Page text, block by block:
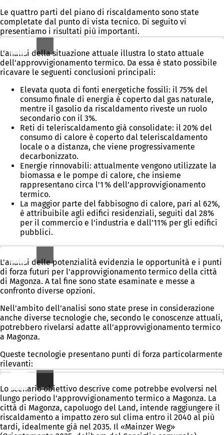
Le quattro parti del piano di riscaldamento sono state
completate dal punto di vista tecnico. Di seguito vi
presentiamo i risultati più importanti.
L'analisi della situazione attuale illustra lo stato attuale
dell'approvvigionamento termico. Da essa è stato possibile
ricavare le seguenti conclusioni principali:
Elevata quota di fonti energetiche fossili: il 75% del
consumo finale di energia è coperto dal gas naturale,
mentre il gasolio da riscaldamento riveste un ruolo
secondario con il 3%.
Reti di teleriscaldamento già consolidate: il 20% del
consumo di calore è coperto dal teleriscaldamento
locale o a distanza, che viene progressivamente
decarbonizzato.
Energie rinnovabili: attualmente vengono utilizzate la
biomassa e le pompe di calore, che insieme
rappresentano circa l’1 % dell’approvvigionamento
termico.
La maggior parte del fabbisogno di calore, pari al 62%,
è attribuibile agli edifici residenziali, seguiti dal 28%
per il commercio e l’industria e dall’11% per gli edifici
pubblici.
L'analisi delle potenzialità evidenzia le opportunità e i punti
di forza futuri per l'approvvigionamento termico della città
di Magonza. A tal fine sono state esaminate e messe a
confronto diverse opzioni.
Nell’ambito dell’analisi sono state prese in considerazione
anche diverse tecnologie che, secondo le conoscenze attuali,
potrebbero rivelarsi adatte all’approvvigionamento termico
a Magonza.
Queste tecnologie presentano punti di forza particolarmente
rilevanti:
Lo scenario obiettivo descrive come potrebbe evolversi nel
lungo periodo l’approvvigionamento termico a Magonza. La
città di Magonza, capoluogo del Land, intende raggiungere il
riscaldamento a impatto zero sul clima entro il 2040 al più
tardi, idealmente già nel 2035. Il «Mainzer Weg»